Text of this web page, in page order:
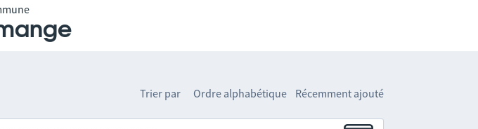
Trier par Ordre alphabétique Récemment ajouté